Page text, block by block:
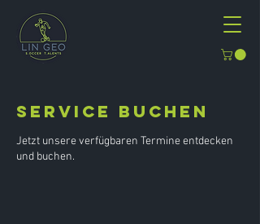
Service buchen
Jetzt unsere verfügbaren Termine entdecken
und buchen.